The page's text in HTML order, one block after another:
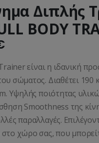
Διπλής
BODY
είναι η ιδανική
σώματος. Διαθέτει
Υψηλής ποιότητας
Smoothness της
παραλλαγές.
χώρο σας, που